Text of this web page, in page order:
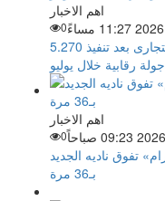
اهم الاخبار
0
السعودية تضبط 130 حالة اشتباه بالتستر التجارى بعد تنفيذ 5.270
جولة رقابية خلال يوليو
اهم الاخبار
0
تفوق ناديه الجديد
بـ36 مرة